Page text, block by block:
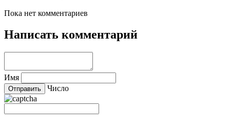
Пока нет комментариев
Написать комментарий
Имя
Число